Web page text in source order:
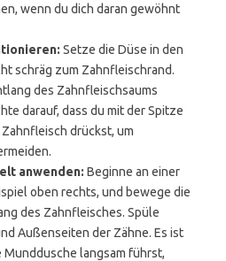
wenn du dich daran gewöhnt
Setze die Düse in den
schräg zum Zahnfleischrand.
des Zahnfleischsaums
darauf, dass du mit der Spitze
drückst, um
anwenden: Beginne an einer
oben rechts, und bewege die
des Zahnfleisches. Spüle
Außenseiten der Zähne. Es ist
Munddusche langsam führst,